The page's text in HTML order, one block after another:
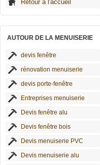
Retour à l'accueil
AUTOUR DE LA MENUISERIE
devis fenêtre
rénovation menuiserie
devis porte-fenêtre
Entreprises menuiserie
Devis fenêtre alu
Devis fenêtre bois
Devis menuiserie PVC
Devis menuiserie alu